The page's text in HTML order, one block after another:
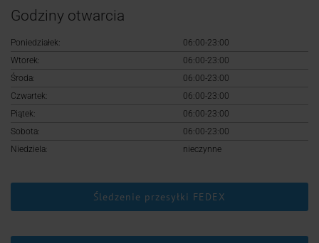
Godziny otwarcia
Poniedziałek:
06:00-23:00
Wtorek:
06:00-23:00
Środa:
06:00-23:00
Czwartek:
06:00-23:00
Piątek:
06:00-23:00
Sobota:
06:00-23:00
Niedziela:
nieczynne
Śledzenie przesyłki FEDEX